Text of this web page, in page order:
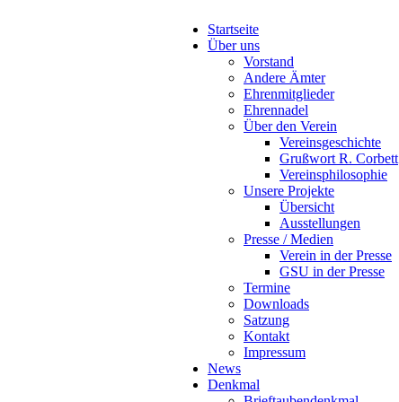
Startseite
Über uns
Vorstand
Andere Ämter
Ehrenmitglieder
Ehrennadel
Über den Verein
Vereinsgeschichte
Grußwort R. Corbett
Vereinsphilosophie
Unsere Projekte
Übersicht
Ausstellungen
Presse / Medien
Verein in der Presse
GSU in der Presse
Termine
Downloads
Satzung
Kontakt
Impressum
News
Denkmal